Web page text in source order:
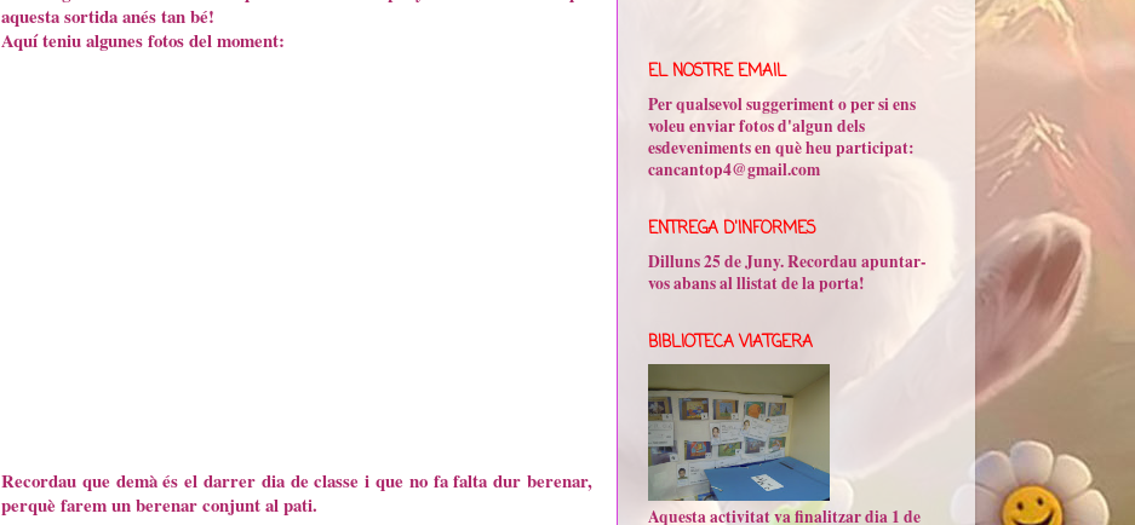
aquesta sortida anés tan bé!
Aquí teniu algunes fotos del moment:
Recordau que demà és el darrer dia de classe i que no fa falta dur berenar,
perquè farem un berenar conjunt al pati.
EL NOSTRE EMAIL
Per qualsevol suggeriment o per si ens
voleu enviar fotos d'algun dels
esdeveniments en què heu participat:
cancantop4@gmail.com
ENTREGA D'INFORMES
Dilluns 25 de Juny. Recordau apuntar-
vos abans al llistat de la porta!
BIBLIOTECA VIATGERA
Aquesta activitat va finalitzar dia 1 de